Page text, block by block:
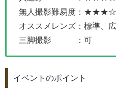
無人撮影難易度：
オススメレンズ：標準、
三脚撮影 ：可
イベントのポイント